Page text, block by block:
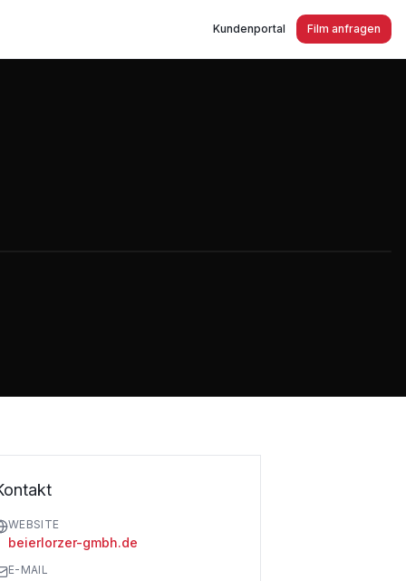
Kundenportal Film anfragen
WEBSITE
beierlorzer-gmbh.de
E-MAIL